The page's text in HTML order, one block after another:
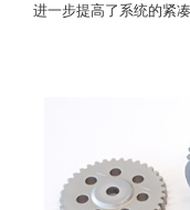
进一步提高了系统的紧凑